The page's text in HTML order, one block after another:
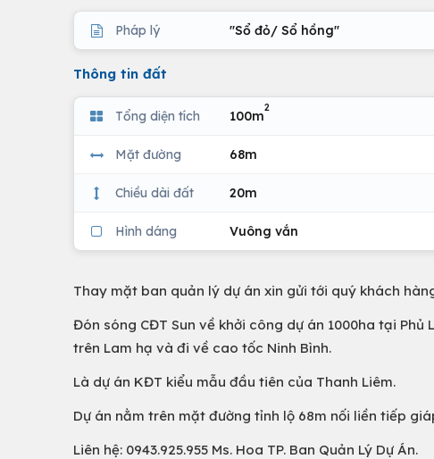
Pháp lý "Sổ đỏ/ Sổ hồng"
Thông tin đất
Tổng diện tích 100m
2
Mặt đường 68m
Chiều dài đất 20m
Hình dáng Vuông vắn
Thay mặt ban quản lý dự án xin gửi tới quý khách
Đón sóng CĐT Sun về khởi công dự án 1000ha tại
trên Lam hạ và đi về cao tốc Ninh Bình.
Là dự án KĐT kiểu mẫu đầu tiên của Thanh Liêm.
Dự án nằm trên mặt đường tỉnh lộ 68m nối liền tiếp
Liên hệ: 0943.925.955 Ms. Hoa TP. Ban Quản Lý Dự Án.